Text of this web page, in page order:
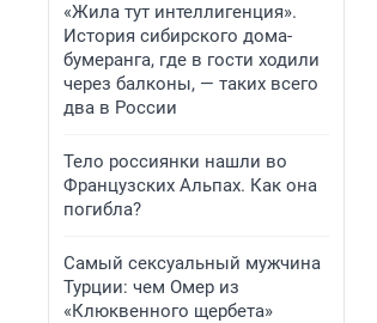
«Жила тут интеллигенция».
История сибирского дома-
бумеранга, где в гости ходили
через балконы, — таких всего
два в России
Тело россиянки нашли во
Французских Альпах. Как она
погибла?
Самый сексуальный мужчина
Турции: чем Омер из
«Клюквенного щербета»